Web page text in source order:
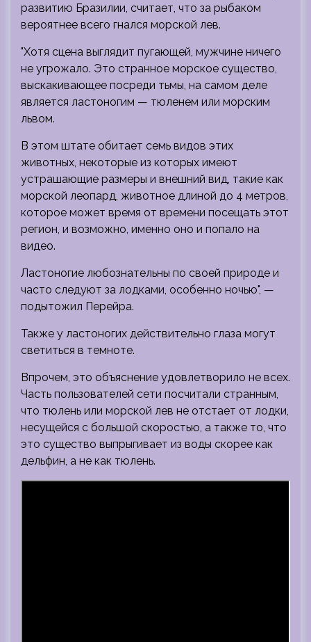
развитию Бразилии, считает, что за рыбаком
вероятнее всего гнался морской лев.
"Хотя сцена выглядит пугающей, мужчине ничего
не угрожало. Это странное морское существо,
выскакивающее посреди тьмы, на самом деле
является ластоногим — тюленем или морским
львом.
В этом штате обитает семь видов этих
животных, некоторые из которых имеют
устрашающие размеры и внешний вид, такие как
морской леопард, животное длиной до 4 метров,
которое может время от времени посещать этот
регион, и возможно, именно оно и попало на
видео.
Ластоногие любознательны по своей природе и
часто следуют за лодками, особенно ночью", —
подытожил Перейра.
Также у ластоногих действительно глаза могут
светиться в темноте.
Впрочем, это объяснение удовлетворило не всех.
Часть пользователей сети посчитали странным,
что тюлень или морской лев не отстает от лодки,
несущейся с большой скоростью, а также то, что
это существо выпрыгивает из воды скорее как
дельфин, а не как тюлень.